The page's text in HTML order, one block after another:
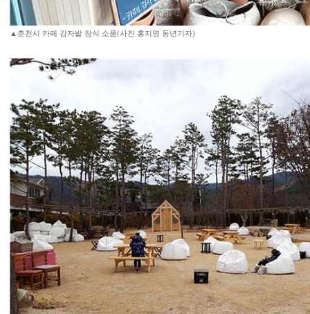
▲춘천시 카페 감자밭 장식 소품(사진 홍지영 동년기자)